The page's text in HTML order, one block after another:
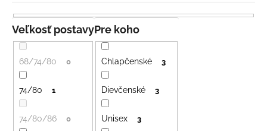
e
n
i
e
p
o
d
Pre koho
Chlapčenské 3
Dievčenské 3
Unisex 3
Veľkosť postavy
68/74/80 0
74/80 1
74/80/86 0
HĽADAŤ
O
p